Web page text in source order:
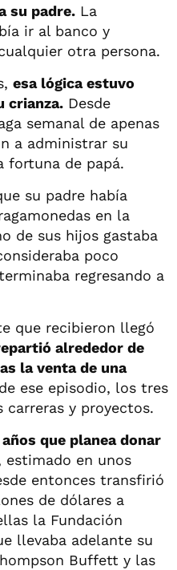
su padre. La
ir al banco y
otra persona.
esa lógica estuvo
crianza. Desde
semanal de apenas
a administrar su
fortuna de papá.
su padre había
en la
de sus hijos gastaba
poco
regresando a
que recibieron llegó
alrededor de
la venta de una
ese episodio, los tres
carreras y proyectos.
que planea donar
estimado en unos
entonces transfirió
de dólares a
la Fundación
llevaba adelante su
Buffett y las